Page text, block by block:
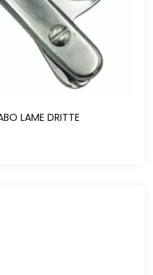
LAME DRITTE